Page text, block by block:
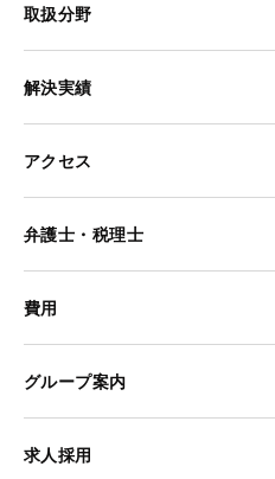
取扱分野
解決実績
アクセス
弁護士・税理士
費用
グループ案内
求人採用